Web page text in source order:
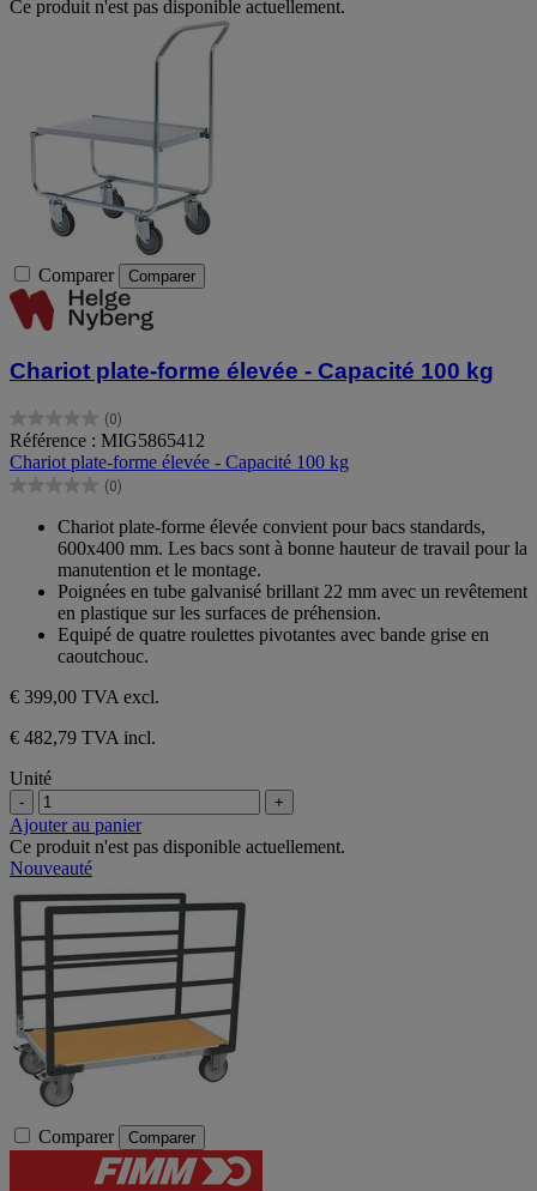
Ce produit n'est pas disponible actuellement.
Comparer Comparer
Chariot plate-forme élevée - Capacité 100 kg
(0)
0.0
sur
5
étoiles.
Référence : MIG5865412
Chariot plate-forme élevée - Capacité 100 kg
(0)
0.0
étoiles.
Chariot plate-forme élevée convient pour bacs standards,
600x400 mm. Les bacs sont à bonne hauteur de travail pour la
manutention et le montage.
Poignées en tube galvanisé brillant 22 mm avec un revêtement
en plastique sur les surfaces de préhension.
Equipé de quatre roulettes pivotantes avec bande grise en
caoutchouc.
€ 399,00 TVA excl.
€ 482,79 TVA incl.
Unité
- +
Ajouter au panier
Ce produit n'est pas disponible actuellement.
Nouveauté
Comparer Comparer